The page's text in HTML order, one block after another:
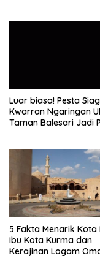
Luar biasa! Pesta
Kwarran Ngaringan
Taman Balesari Jadi
5 Fakta Menarik Kota
Ibu Kota Kurma dan
Kerajinan Logam